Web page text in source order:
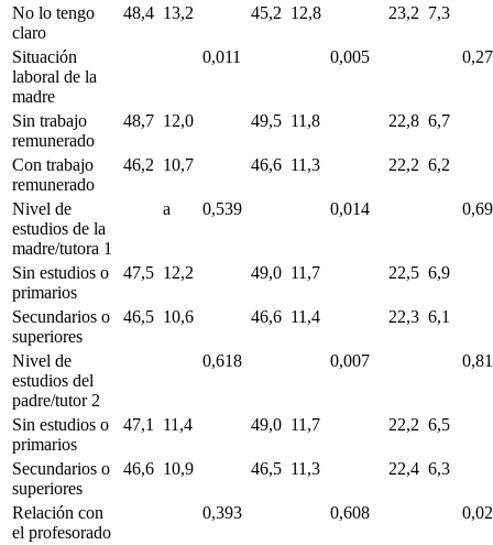
No lo tengo
claro
48,4 13,2 45,2 12,8 23,2 7,3
Situación
laboral de la
madre
0,011 0,005
Sin trabajo
remunerado
48,7 12,0 49,5 11,8 22,8 6,7
Con trabajo
remunerado
46,2 10,7 46,6 11,3 22,2 6,2
Nivel de
estudios de la
madre/tutora 1
a 0,539 0,014
Sin estudios o
primarios
47,5 12,2 49,0 11,7 22,5 6,9
Secundarios o
superiores
46,5 10,6 46,6 11,4 22,3 6,1
Nivel de
estudios del
padre/tutor 2
0,618 0,007
Sin estudios o
primarios
47,1 11,4 49,0 11,7 22,2 6,5
Secundarios o
superiores
46,6 10,9 46,5 11,3 22,4 6,3
Relación con
el profesorado
0,393 0,608